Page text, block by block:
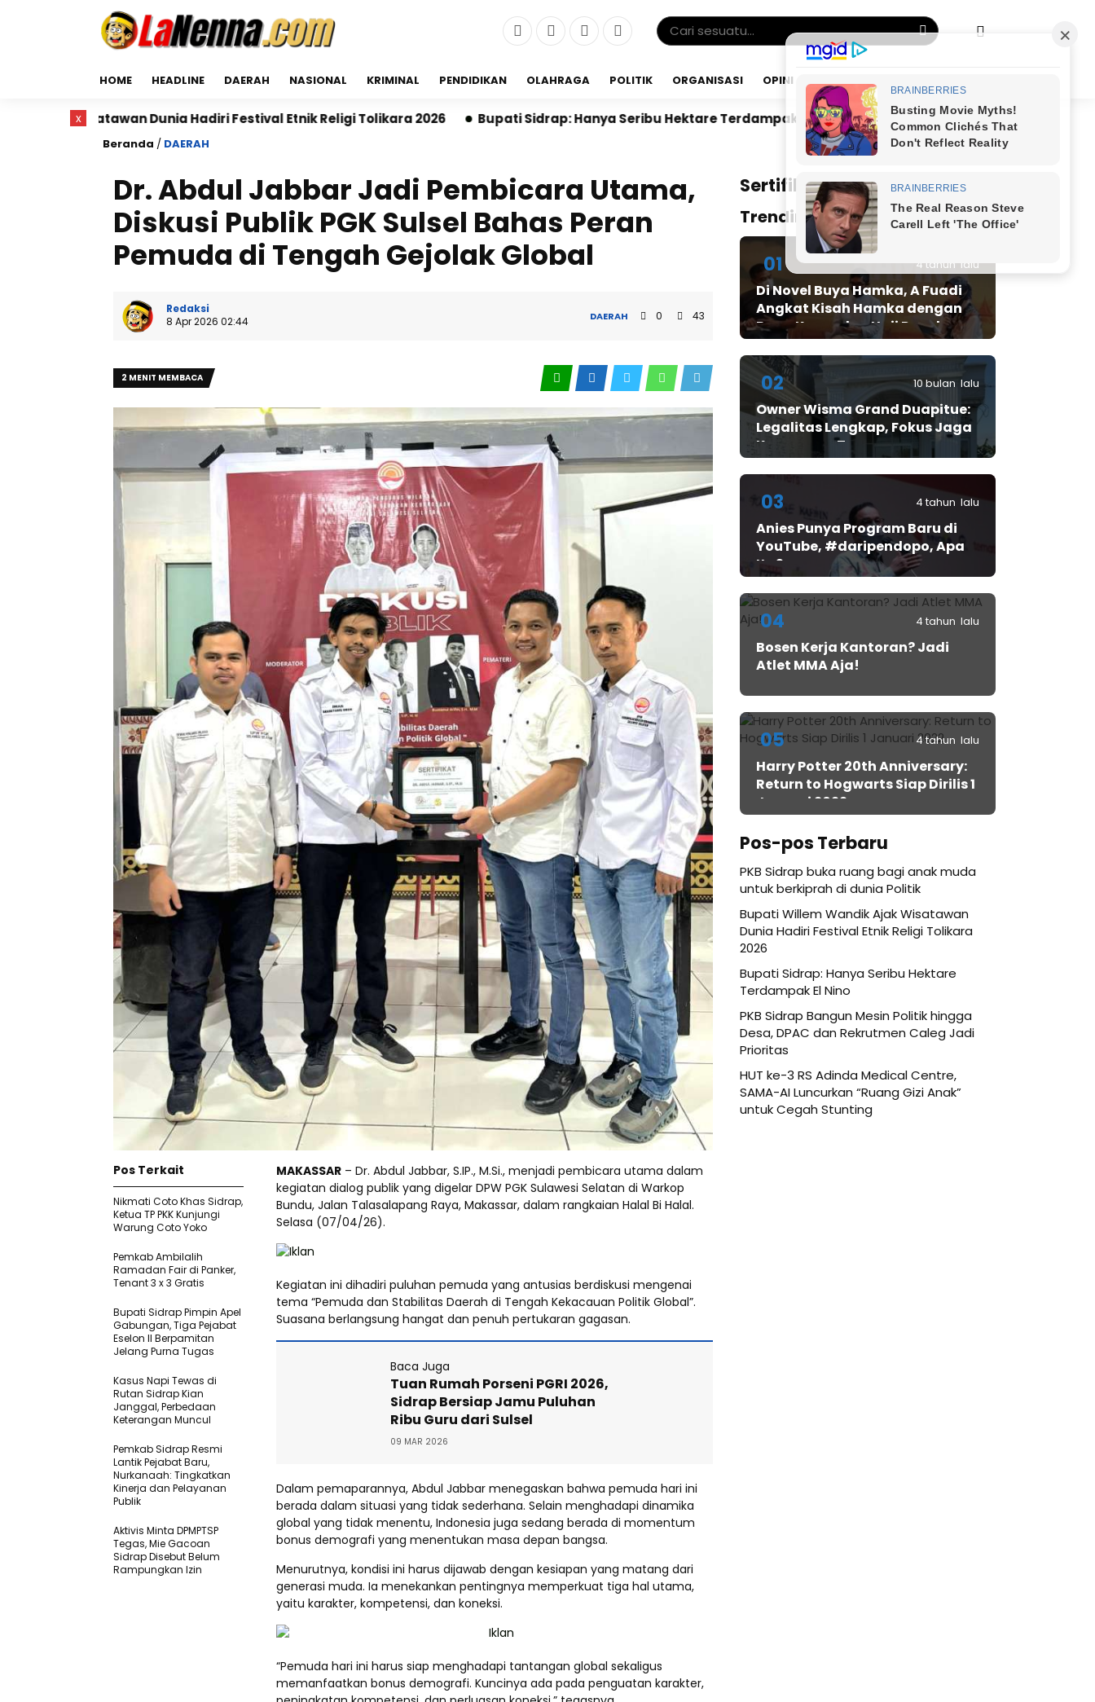
HOME HEADLINE DAERAH NASIONAL KRIMINAL PENDIDIKAN OLAHRAGA POLITIK ORGANISASI OPINI
Dunia Hadiri Festival Etnik Religi Tolikara 2026 Bupati Sidrap: Hanya Seribu Hektare Terdampak El Nino PKB Sidrap Bangun Mesin Politik hingga Desa,
Beranda / DAERAH
Dr. Abdul Jabbar Jadi Pembicara Utama,
Diskusi Publik PGK Sulsel Bahas Peran
Pemuda di Tengah Gejolak Global
Redaksi
8 Apr 2026 02:44
DAERAH 0 43
2 MENIT MEMBACA
MAKASSAR – Dr. Abdul Jabbar, S.IP., M.Si., menjadi pembicara utama dalam
kegiatan dialog publik yang digelar DPW PGK Sulawesi Selatan di Warkop
Bundu, Jalan Talasalapang Raya, Makassar, dalam rangkaian Halal Bi Halal.
Selasa (07/04/26).
Kegiatan ini dihadiri puluhan pemuda yang antusias berdiskusi mengenai
tema “Pemuda dan Stabilitas Daerah di Tengah Kekacauan Politik Global”.
Suasana berlangsung hangat dan penuh pertukaran gagasan.
Baca Juga
Tuan Rumah Porseni PGRI 2026,
Sidrap Bersiap Jamu Puluhan
Ribu Guru dari Sulsel
09 MAR 2026
Dalam pemaparannya, Abdul Jabbar menegaskan bahwa pemuda hari ini
berada dalam situasi yang tidak sederhana. Selain menghadapi dinamika
global yang tidak menentu, Indonesia juga sedang berada di momentum
bonus demografi yang menentukan masa depan bangsa.
Menurutnya, kondisi ini harus dijawab dengan kesiapan yang matang dari
generasi muda. Ia menekankan pentingnya memperkuat tiga hal utama,
yaitu karakter, kompetensi, dan koneksi.
“Pemuda hari ini harus siap menghadapi tantangan global sekaligus
memanfaatkan bonus demografi. Kuncinya ada pada penguatan karakter,
Pos Terkait
Nikmati Coto Khas Sidrap,
Ketua TP PKK Kunjungi
Warung Coto Yoko
Pemkab Ambilalih
Ramadan Fair di Panker,
Tenant 3 x 3 Gratis
Bupati Sidrap Pimpin Apel
Gabungan, Tiga Pejabat
Eselon II Berpamitan
Jelang Purna Tugas
Kasus Napi Tewas di
Rutan Sidrap Kian
Janggal, Perbedaan
Keterangan Muncul
Pemkab Sidrap Resmi
Lantik Pejabat Baru,
Nurkanaah: Tingkatkan
Kinerja dan Pelayanan
Publik
Aktivis Minta DPMPTSP
Tegas, Mie Gacoan
Sidrap Disebut Belum
Rampungkan Izin
Sertifikat JMSI
Trending Post
01 4 tahun lalu
Di Novel Buya Hamka, A Fuadi
Angkat Kisah Hamka dengan
Bung Karno dan Haji Rasul
02 10 bulan lalu
Owner Wisma Grand Duapitue:
Legalitas Lengkap, Fokus Jaga
Keamanan Tamu
03 4 tahun lalu
Anies Punya Program Baru di
YouTube, #daripendopo, Apa
Itu?
04 4 tahun lalu
Bosen Kerja Kantoran? Jadi
Atlet MMA Aja!
05 4 tahun lalu
Harry Potter 20th Anniversary:
Return to Hogwarts Siap Dirilis 1
Januari 2022
Pos-pos Terbaru
PKB Sidrap buka ruang bagi anak muda
untuk berkiprah di dunia Politik
Bupati Willem Wandik Ajak Wisatawan
Dunia Hadiri Festival Etnik Religi Tolikara
2026
Bupati Sidrap: Hanya Seribu Hektare
Terdampak El Nino
PKB Sidrap Bangun Mesin Politik hingga
Desa, DPAC dan Rekrutmen Caleg Jadi
Prioritas
HUT ke-3 RS Adinda Medical Centre,
SAMA-AI Luncurkan “Ruang Gizi Anak”
untuk Cegah Stunting
x x